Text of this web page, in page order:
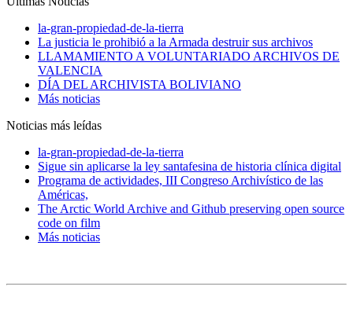
la-gran-propiedad-de-la-tierra
La justicia le prohibió a la Armada destruir sus archivos
LLAMAMIENTO A VOLUNTARIADO ARCHIVOS DE
VALENCIA
DÍA DEL ARCHIVISTA BOLIVIANO
Más noticias
Noticias más leídas
la-gran-propiedad-de-la-tierra
Sigue sin aplicarse la ley santafesina de historia clínica digital
Programa de actividades, III Congreso Archivístico de las
Américas,
The Arctic World Archive and Github preserving open source
code on film
Más noticias